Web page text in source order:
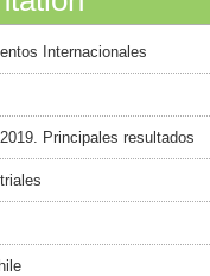
Internacionales
Principales resultados